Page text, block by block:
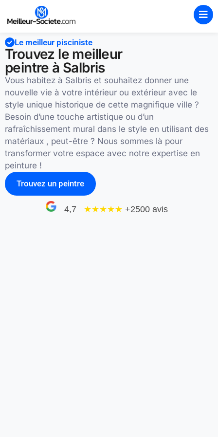
Le meilleur pisciniste
Trouvez le meilleur
peintre à Salbris
Vous habitez à Salbris et souhaitez donner une
nouvelle vie à votre intérieur ou extérieur avec le
style unique historique de cette magnifique ville ?
Besoin d’une touche artistique ou d’un
rafraîchissement mural dans le style en utilisant des
matériaux , peut-être ? Nous sommes là pour
transformer votre espace avec notre expertise en
peinture !
Trouvez un peintre
4,7 ★★★★★ +2500 avis